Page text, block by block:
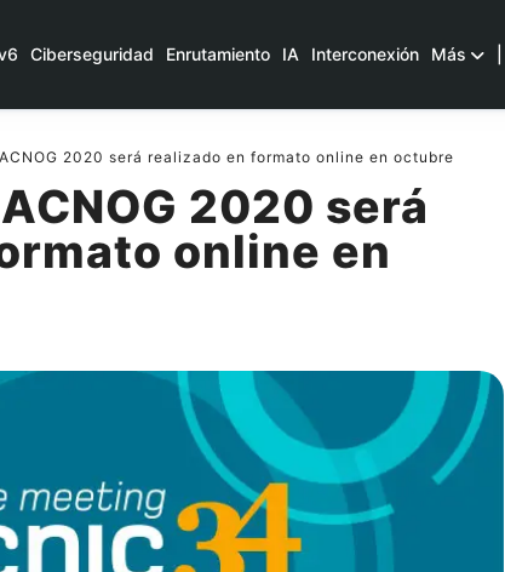
Ciberseguridad Enrutamiento IA Interconexión Más
2020 será realizado en formato online en octubre
2020 será
online en